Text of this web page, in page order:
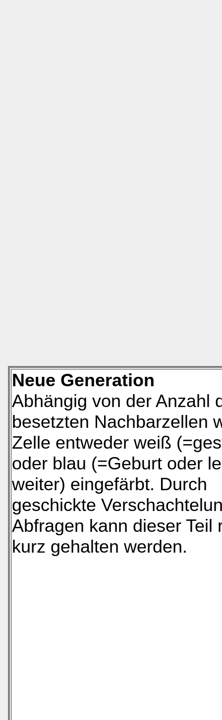
Neue Generation
Abhängig von der Anzahl
besetzten Nachbarzellen
Zelle entweder weiß
oder blau (=Geburt oder
weiter) eingefärbt. Durch
geschickte
Abfragen kann dieser Teil
kurz gehalten werden.